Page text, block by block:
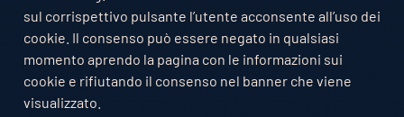
sul corrispettivo pulsante l’utente acconsente all’uso dei
cookie. Il consenso può essere negato in qualsiasi
momento aprendo la pagina con le informazioni sui
cookie e rifiutando il consenso nel banner che viene
visualizzato.